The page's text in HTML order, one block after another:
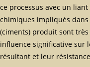
ce processus avec un
chimiques impliqués dans
(ciments) produit sont
influence significative sur
résultant et leur